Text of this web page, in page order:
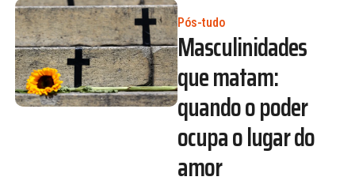
Pós-tudo
Masculinidades
que matam:
quando o poder
ocupa o lugar do
amor